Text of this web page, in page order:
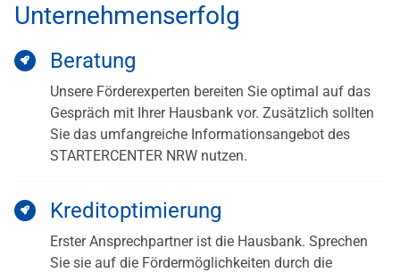
Unternehmenserfolg
Beratung
Unsere Förderexperten bereiten Sie optimal auf das
Gespräch mit Ihrer Hausbank vor. Zusätzlich sollten
Sie das umfangreiche Informationsangebot des
STARTERCENTER NRW nutzen.
Kreditoptimierung
Erster Ansprechpartner ist die Hausbank. Sprechen
Sie sie auf die Fördermöglichkeiten durch die